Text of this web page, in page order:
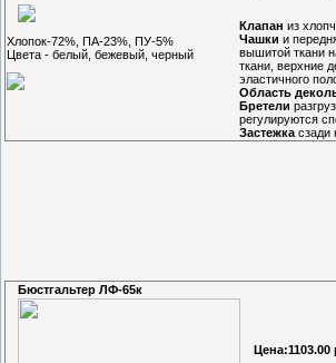
Хлопок-72%, ПА-23%, ПУ-5%
Цвета - белый, бежевый, черный
Клапан из
Чашки и
вышитой ткани
ткани, верхние
эластичного
Область
Бретели
регулируются
Застежка сзади
Бюстгальтер ЛФ-65к
Цена:1103.00